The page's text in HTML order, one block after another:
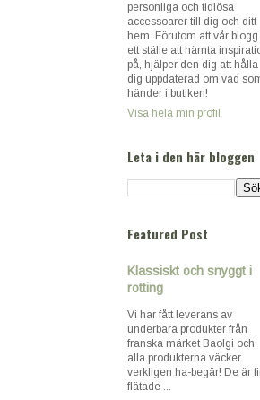
personliga och tidlösa
accessoarer till dig och ditt
hem. Förutom att vår
ett ställe att hämta
på, hjälper den dig att hålla
dig uppdaterad om vad
händer i butiken!
Visa hela min profil
Leta i den här bloggen
Featured Post
Klassiskt och snyggt i
rotting
Vi har fått leverans av
underbara produkter från
franska märket Baolgi och
alla produkterna väcker
verkligen ha-begär! De är
flätade ...